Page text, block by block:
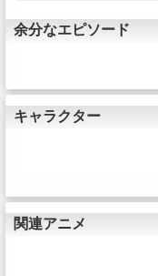
余分なエピソード
キャラクター
関連アニメ